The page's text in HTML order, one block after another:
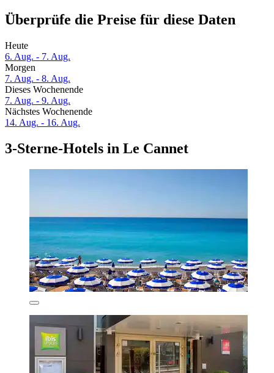
Überprüfe die Preise für diese Daten
Heute
6. Aug. - 7. Aug.
Morgen
7. Aug. - 8. Aug.
Dieses Wochenende
7. Aug. - 9. Aug.
Nächstes Wochenende
14. Aug. - 16. Aug.
3-Sterne-Hotels in Le Cannet